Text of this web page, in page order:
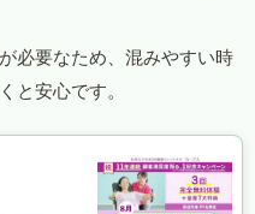
必要なため、混みやすい時
と安心です。